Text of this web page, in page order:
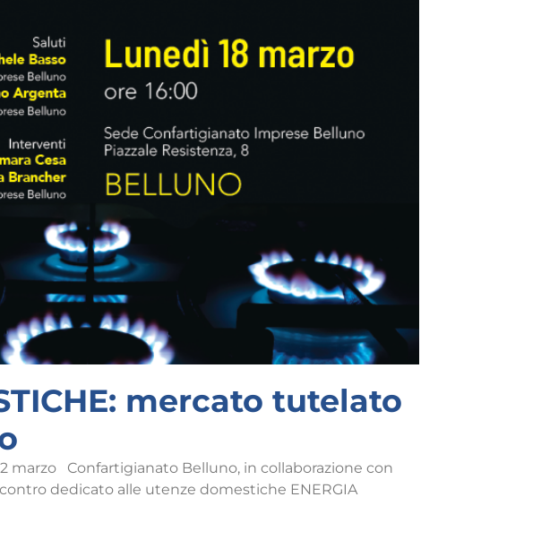
mercato tutelato
marzo Confartigianato Belluno, in collaborazione con
dedicato alle utenze domestiche ENERGIA